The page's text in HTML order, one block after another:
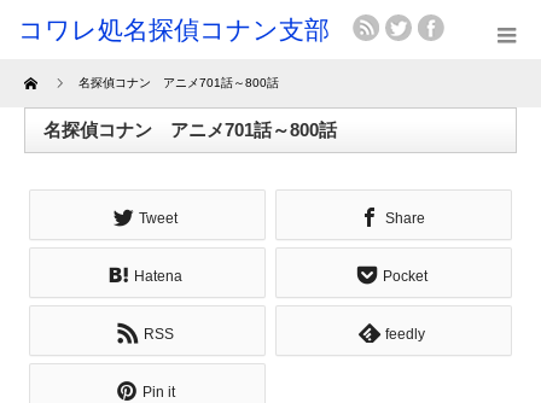
Home 名探偵コナン アニメ701話～800話
名探偵コナン アニメ701話～800話
Tweet Share
Hatena Pocket
RSS feedly
Pin it